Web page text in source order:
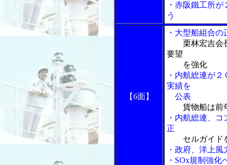
・赤阪鐵工所
う
【6面】
・大型船組合
栗林宏吉会
要望
を強化
・内航総連が
実績を
公表
貨物船は前
・内航総連、
正
セルガイド
・政府、洋上
・SOx規制強